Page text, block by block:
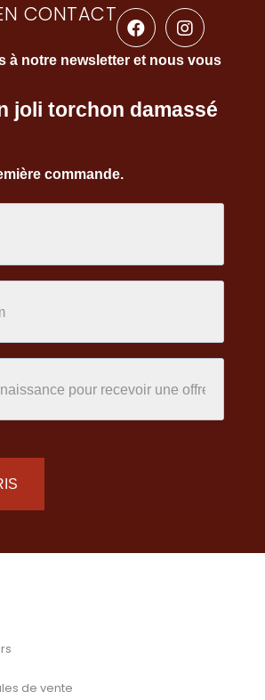
CONTACT
à notre newsletter et nous vous
joli torchon damassé
commande.
de vente